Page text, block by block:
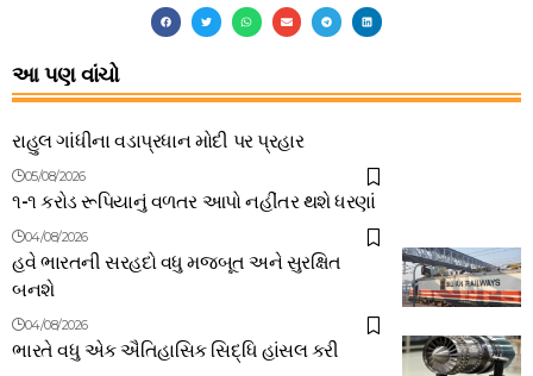
આ પણ વાંચો
રાહુલ ગાંધીના વડાપ્રધાન મોદી પર પ્રહાર
05/08/2026
૧-૧ કરોડ રૂપિયાનું વળતર આપો નહીંતર થશે ધરણાં
04/08/2026
હવે ભારતની સરહદો વધુ મજબૂત અને સુરક્ષિત
બનશે
04/08/2026
ભારતે વધુ એક ઐતિહાસિક સિદ્ધિ હાંસલ કરી